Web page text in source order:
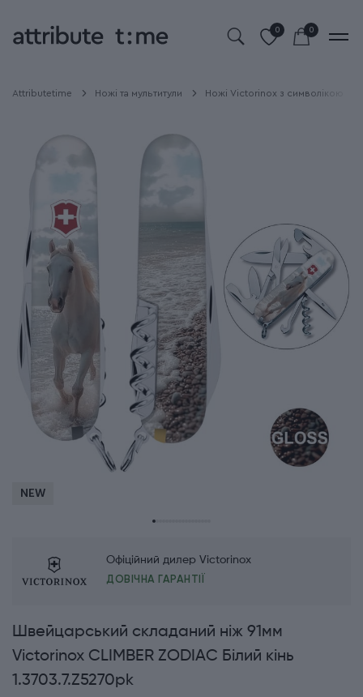
0 0
Attributetime Ножі та мультитули Ножі Victorinox з символікою
NEW
Офіційний дилер Victorinox
ДОВІЧНА ГАРАНТІЇ
Швейцарський складаний ніж 91мм
Victorinox CLIMBER ZODIAC Білий кінь
1.3703.7.Z5270pk